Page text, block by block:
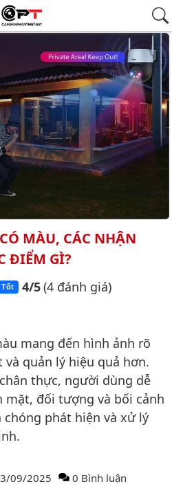
MÀU, CÁC NHẬN
ĐIỂM GÌ?
Tốt 4/5(4 đánh giá)
mang đến hình ảnh rõ
quản lý hiệu quả hơn.
thực, người dùng dễ
mặt, đối tượng và bối cảnh
phát hiện và xử lý
09/2025 0 Bình luận